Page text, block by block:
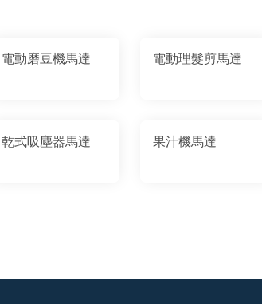
電動磨豆機馬達 電動理髮剪馬達
乾式吸塵器馬達 果汁機馬達